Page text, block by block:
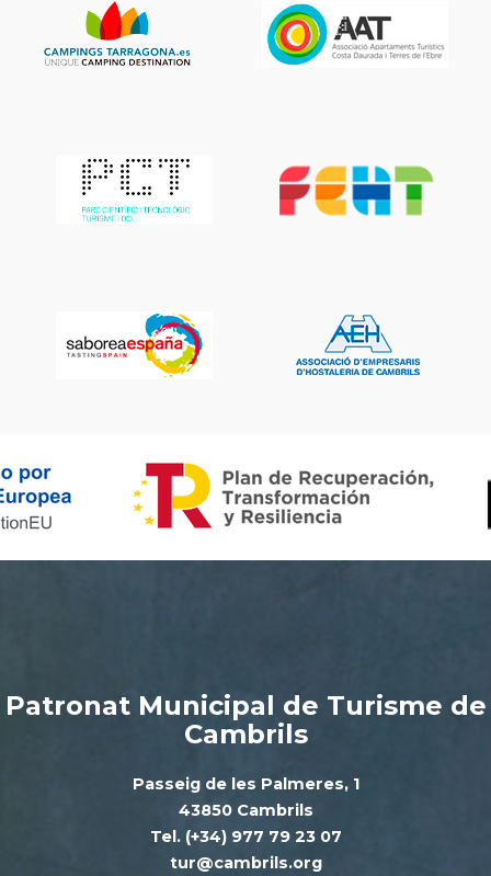
Patronat Municipal de Turisme de
Cambrils
Passeig de les Palmeres, 1
43850 Cambrils
Tel. (+34) 977 79 23 07
tur@cambrils.org